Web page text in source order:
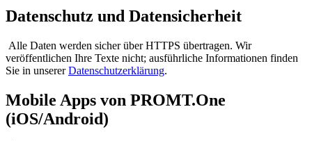
Datenschutz und Datensicherheit
Alle Daten werden sicher über HTTPS übertragen. Wir
veröffentlichen Ihre Texte nicht; ausführliche Informationen finden
Sie in unsererDatenschutzerklärung.
Mobile Apps von PROMT.One
(iOS/Android)